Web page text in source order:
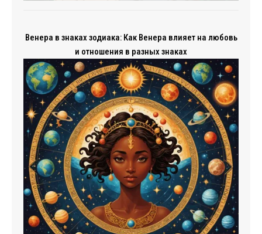
Венера в знаках зодиака: Как Венера влияет на любовь
и отношения в разных знаках